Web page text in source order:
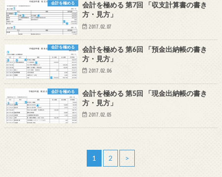
会計を極める
会計を極める 第7回 「収支計算書の書き
方・見方」
2017.02.07
会計を極める
会計を極める 第6回 「預金出納帳の書き
方・見方」
2017.02.06
会計を極める
会計を極める 第5回 「現金出納帳の書き
方・見方」
2017.02.05
1 2 >